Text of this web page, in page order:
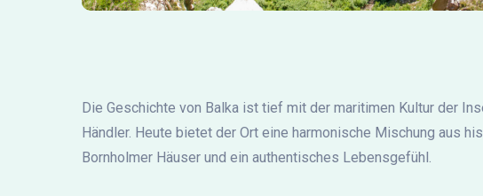
Die Geschichte von Balka ist tief mit der maritimen Kultur der
Händler. Heute bietet der Ort eine harmonische Mischung aus
Bornholmer Häuser und ein authentisches Lebensgefühl.